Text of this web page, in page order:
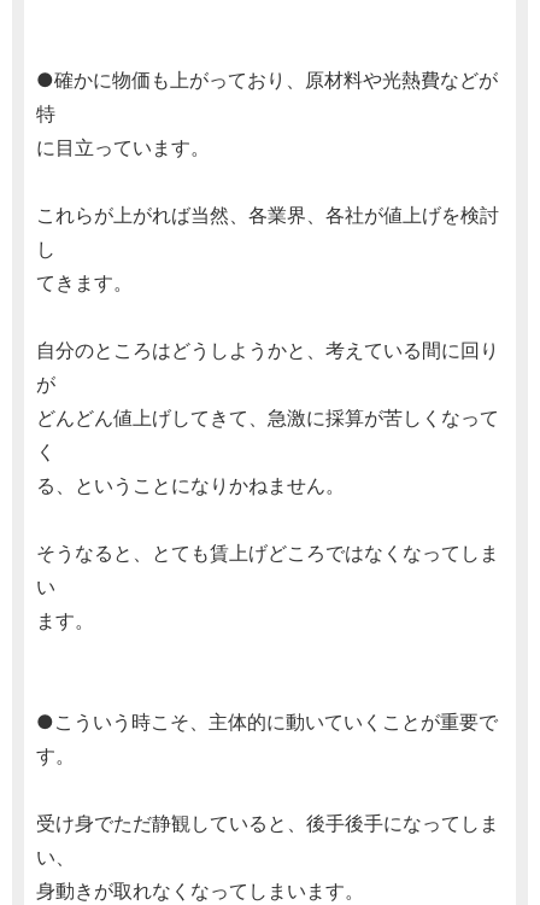
●確かに物価も上がっており、原材料や光熱費などが
特
に目立っています。
これらが上がれば当然、各業界、各社が値上げを検討
し
てきます。
自分のところはどうしようかと、考えている間に回り
が
どんどん値上げしてきて、急激に採算が苦しくなって
く
る、ということになりかねません。
そうなると、とても賃上げどころではなくなってしま
い
ます。
●こういう時こそ、主体的に動いていくことが重要で
す。
受け身でただ静観していると、後手後手になってしま
い、
身動きが取れなくなってしまいます。